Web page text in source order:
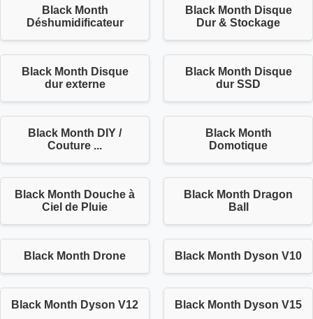
Black Month
Déshumidificateur
Black Month Disque
Dur & Stockage
Black Month Disque
dur externe
Black Month Disque
dur SSD
Black Month DIY /
Couture ...
Black Month
Domotique
Black Month Douche à
Ciel de Pluie
Black Month Dragon
Ball
Black Month Drone Black Month Dyson V10
Black Month Dyson V12 Black Month Dyson V15